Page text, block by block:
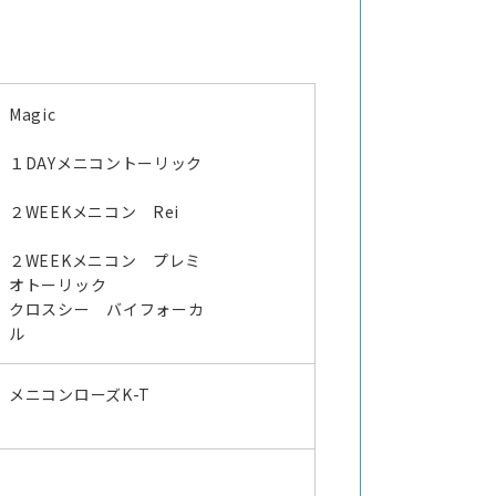
Magic
１DAYメニコントーリック
２WEEKメニコン Rei
２WEEKメニコン プレミ
オトーリック
クロスシー バイフォーカ
ル
メニコンローズK-T